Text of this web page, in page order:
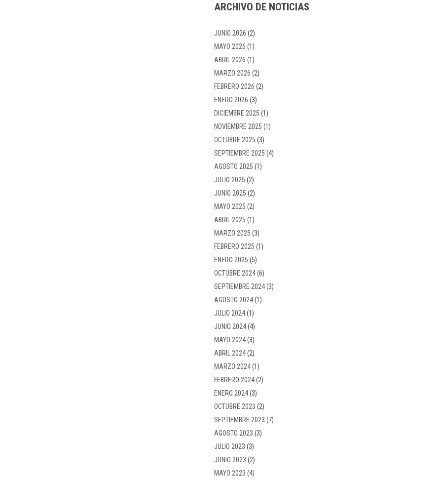
ARCHIVO DE NOTICIAS
JUNIO 2026 (2)
MAYO 2026 (1)
ABRIL 2026 (1)
MARZO 2026 (2)
FEBRERO 2026 (2)
ENERO 2026 (3)
DICIEMBRE 2025 (1)
NOVIEMBRE 2025 (1)
OCTUBRE 2025 (3)
SEPTIEMBRE 2025 (4)
AGOSTO 2025 (1)
JULIO 2025 (2)
JUNIO 2025 (2)
MAYO 2025 (2)
ABRIL 2025 (1)
MARZO 2025 (3)
FEBRERO 2025 (1)
ENERO 2025 (5)
OCTUBRE 2024(6)
SEPTIEMBRE 2024(3)
AGOSTO 2024(1)
JULIO 2024(1)
JUNIO 2024(4)
MAYO 2024(3)
ABRIL 2024(2)
MARZO 2024(1)
FEBRERO 2024(2)
ENERO 2024(3)
OCTUBRE 2023 (2)
SEPTIEMBRE 2023 (7)
AGOSTO 2023 (3)
JULIO 2023 (3)
JUNIO 2023 (2)
MAYO 2023 (4)